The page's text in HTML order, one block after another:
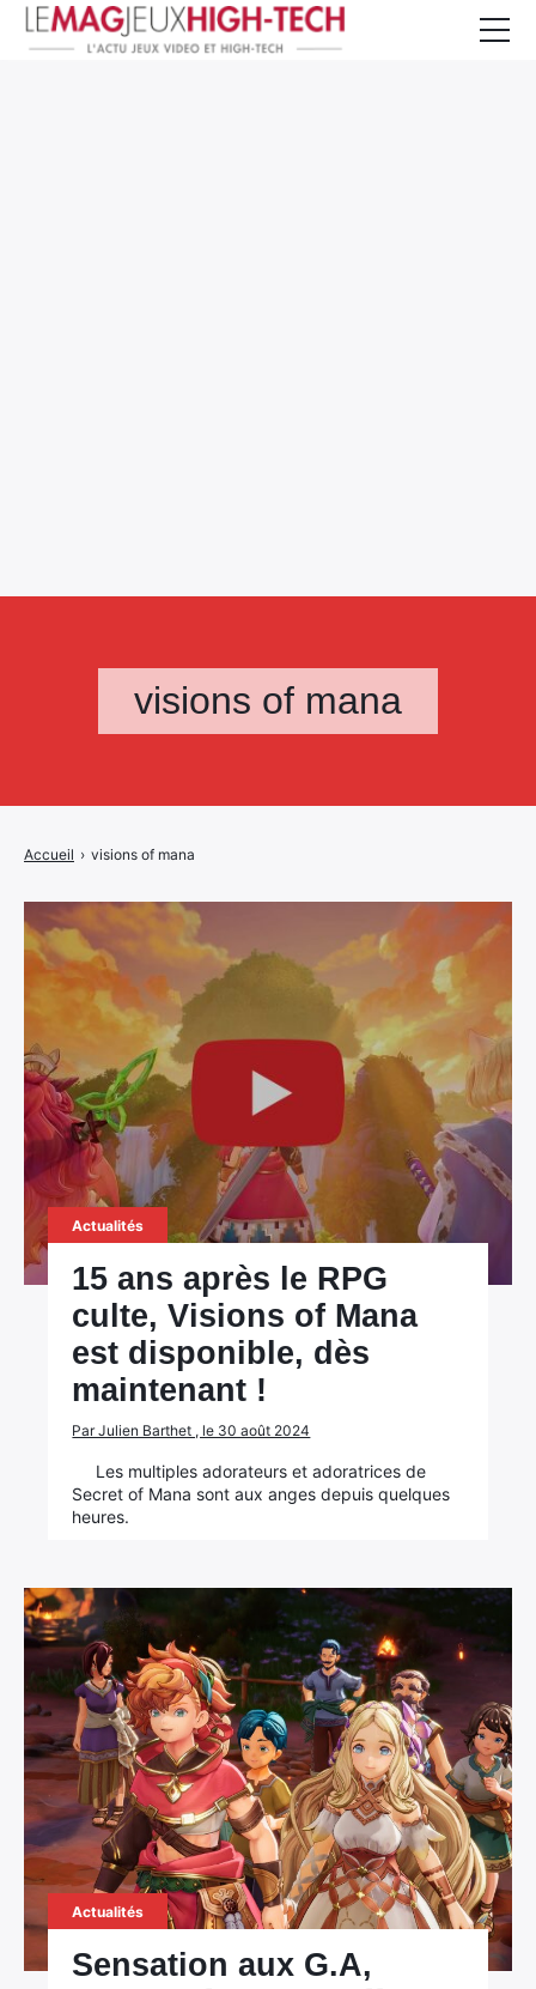
visions of mana
Accueil › visions of mana
Actualités
15 ans après le RPG
culte, Visions of Mana
est disponible, dès
maintenant !
Par Julien Barthet , le 30 août 2024
Les multiples adorateurs et adoratrices de
Secret of Mana sont aux anges depuis quelques
heures.
Actualités
Sensation aux G.A,
×
Rechercher
: